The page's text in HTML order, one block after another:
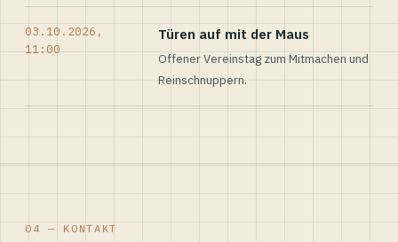
03.10.2026,
11:00
Türen auf mit der Maus
Offener Vereinstag zum Mitmachen und
Reinschnuppern.
04 — KONTAKT